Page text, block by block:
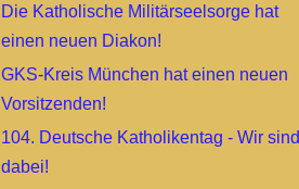
Die Katholische Militärseelsorge hat
einen neuen Diakon!
GKS-Kreis München hat einen neuen
Vorsitzenden!
104. Deutsche Katholikentag - Wir sind
dabei!